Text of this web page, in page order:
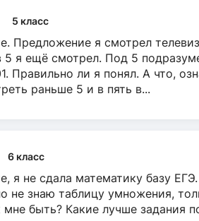
5 класс
Предложение я смотрел
5 я ещё смотрел. Под 5
Правильно ли я понял. А что,
раньше 5 и в пять в...
6 класс
я не сдала математику базу
не знаю таблицу умножения,
мне быть? Какие лучше задания